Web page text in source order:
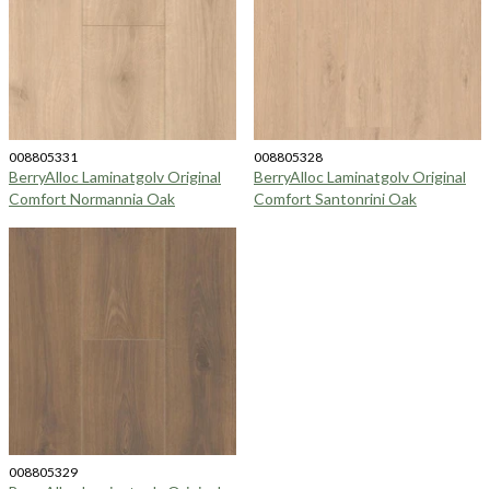
008805331
BerryAlloc Laminatgolv Original
Comfort Normannia Oak
008805328
BerryAlloc Laminatgolv Original
Comfort Santonrini Oak
008805329